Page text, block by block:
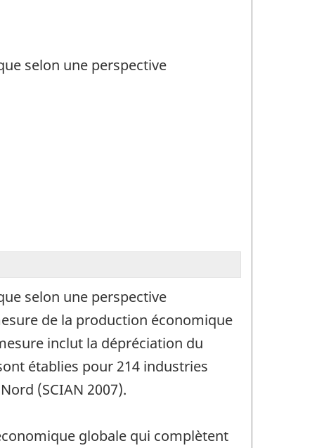
selon une perspective
selon une perspective
de la production économique
inclut la dépréciation du
établies pour 214 industries
(SCIAN 2007).
globale qui complètent